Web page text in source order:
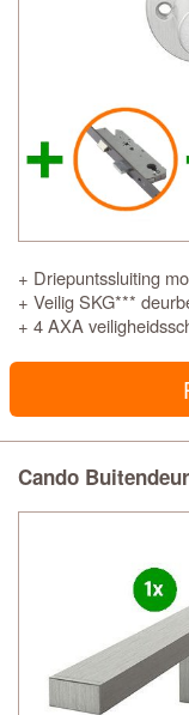
+ Driepuntssluiting
+ Veilig SKG***
+ 4 AXA
Cando